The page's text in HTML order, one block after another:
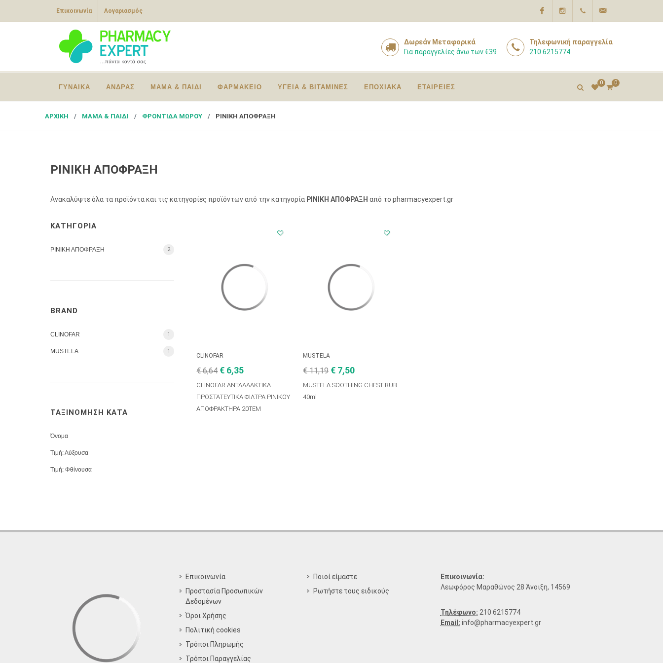
Επικοινωνία Λογαριασμός
Δωρεάν Μεταφορικά
Για παραγγελίες άνω των €39
Τηλεφωνική παραγγελία
210 6215774
ΓΥΝΑΙΚΑ ΑΝΔΡΑΣ ΜΑΜΑ & ΠΑΙΔΙ ΦΑΡΜΑΚΕΙΟ ΥΓΕΙΑ & ΒΙΤΑΜΙΝΕΣ ΕΠΟΧΙΑΚΑ ΕΤΑΙΡΕΙΕΣ
0
0
ΑΡΧΙΚΗ ΜΑΜΑ & ΠΑΙΔΙ ΦΡΟΝΤΙΔΑ ΜΩΡΟΥ ΡΙΝΙΚΗ ΑΠΟΦΡΑΞΗ
ΡΙΝΙΚΗ ΑΠΟΦΡΑΞΗ
Ανακαλύψτε όλα τα προϊόντα και τις κατηγορίες προϊόντων από την κατηγορία ΡΙΝΙΚΗ ΑΠΟΦΡΑΞΗ από το pharmacyexpert.gr
ΚΑΤΗΓΟΡΙΑ
ΡΙΝΙΚΗ ΑΠΟΦΡΑΞΗ 2
BRAND
CLINOFAR 1
MUSTELA 1
ΤΑΞΙΝΟΜΗΣΗ ΚΑΤΑ
Όνομα
Τιμή: Αύξουσα
Τιμή: Φθίνουσα
CLINOFAR
€ 6,64 € 6,35
CLINOFAR ΑΝΤΑΛΛΑΚΤΙΚΑ
ΠΡΟΣΤΑΤΕΥΤΙΚΑ ΦΙΛΤΡΑ ΡΙΝΙΚΟΥ
ΑΠΟΦΡΑΚΤΗΡΑ 20ΤΕΜ
MUSTELA
€ 11,19 € 7,50
MUSTELA SOOTHING CHEST RUB
40ml
Επικοινωνία
Προστασία Προσωπικών
Δεδομένων
Όροι Χρήσης
Πολιτική cookies
Τρόποι Πληρωμής
Τρόποι Παραγγελίας
Ποιοί είμαστε
Ρωτήστε τους ειδικούς
Επικοινωνία:
Λεωφόρος Μαραθώνος 28 Άνοιξη, 14569
Τηλέφωνο: 210 6215774
Email: info@pharmacyexpert.gr